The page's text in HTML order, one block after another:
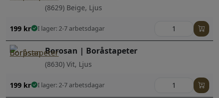
(8629) Beige, Ljus
199 kr I lager: 2-7 arbetsdagar
Borosan | Boråstapeter
(8630) Vit, Ljus
199 kr I lager: 2-7 arbetsdagar